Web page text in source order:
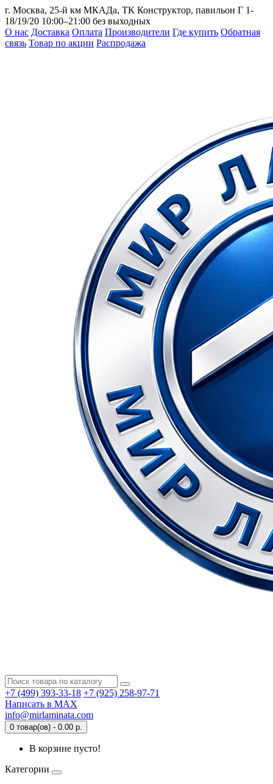
г. Москва, 25-й км МКАДа, ТК Конструктор, павильон Г 1-
18/19/20 10:00–21:00 без выходных
О нас Доставка Оплата Производители Где купить Обратная
связь Товар по акции Распродажа
+7 (499) 393-33-18 +7 (925) 258-97-71
Написать в MAX
info@mirlaminata.com
0 товар(ов) - 0.00 р.
В корзине пусто!
Категории